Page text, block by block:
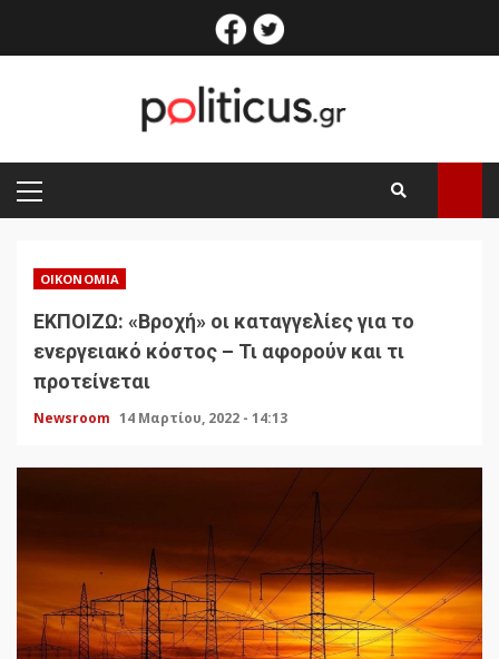
facebook
PRIMARY
MENU
ΟΙΚΟΝΟΜΊΑ
ΕΚΠΟΙΖΩ: «Βροχή» οι καταγγελίες για το
ενεργειακό κόστος – Τι αφορούν και τι
προτείνεται
Newsroom 14 Μαρτίου, 2022 - 14:13